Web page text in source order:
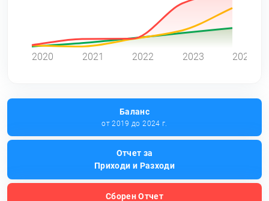
2020 2021 2022 2023 2024
Баланс
от 2019 до 2024 г.
Отчет за
Приходи и Разходи
Сборен Отчет